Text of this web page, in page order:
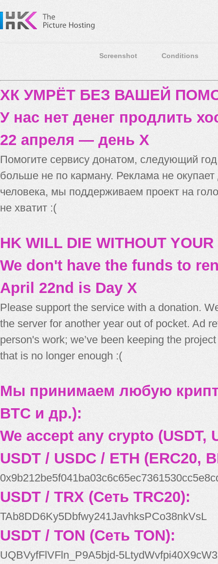
Screenshot Conditions
ХК УМРЁТ БЕЗ ВАШЕЙ
У нас нет денег продлить
22 апреля — день X
Помогите сервису донатом, следующий
больше не по карману. Реклама не
человека, мы поддерживаем проект на
не хватит :(
HK WILL DIE WITHOUT
We don't have the funds to
April 22nd is Day X
Please support the service with a donation.
the server for another year out of pocket. Ad
person's work; we’ve been keeping the
that is no longer enough :(
Мы принимаем любую
BTC и др.):
We accept any crypto (USDT,
USDT / USDC / ETH (ERC20,
USDT / TRX (Сеть TRC20):
TAb8DD6Ky5Dbfwy241JavhksPCo38nkVsL
USDT / TON (Сеть TON):
UQBVyfFlVFln_P9A5bjd-